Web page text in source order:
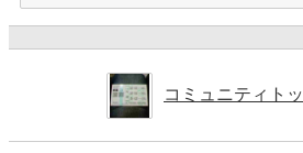
コミュニティト